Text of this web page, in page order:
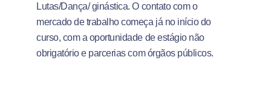
Lutas/Dança/ ginástica. O contato com o
mercado de trabalho começa já no início do
curso, com a oportunidade de estágio não
obrigatório e parcerias com órgãos públicos.